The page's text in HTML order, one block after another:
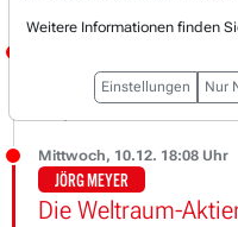
JÖRG MEYER
Top-Breakout-
Mittwoch, 10.12. 18:08 Uhr
JÖRG MEYER
Die Weltraum-
Weitere Informationen finden
Einstellungen Nur